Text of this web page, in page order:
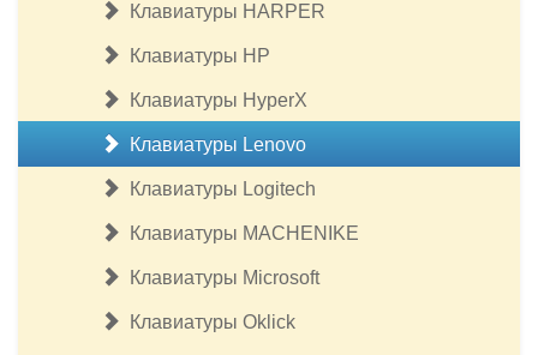
Клавиатуры HARPER
Клавиатуры HP
Клавиатуры HyperX
Клавиатуры Lenovo
Клавиатуры Logitech
Клавиатуры MACHENIKE
Клавиатуры Microsoft
Клавиатуры Oklick